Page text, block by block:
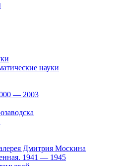
науки
— 2003
Дмитрия Москина
1941 — 1945